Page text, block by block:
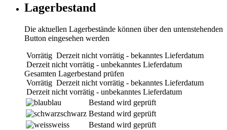
Lagerbestand
Die aktuellen Lagerbestände können über den untenstehenden
Button eingesehen werden
Vorrätig Derzeit nicht vorrätig - bekanntes Lieferdatum
Derzeit nicht vorrätig - unbekanntes Lieferdatum
Gesamten Lagerbestand prüfen
Vorrätig Derzeit nicht vorrätig - bekanntes Lieferdatum
Derzeit nicht vorrätig - unbekanntes Lieferdatum
blau
Bestand wird geprüft
schwarz Bestand wird geprüft
weiss
Bestand wird geprüft